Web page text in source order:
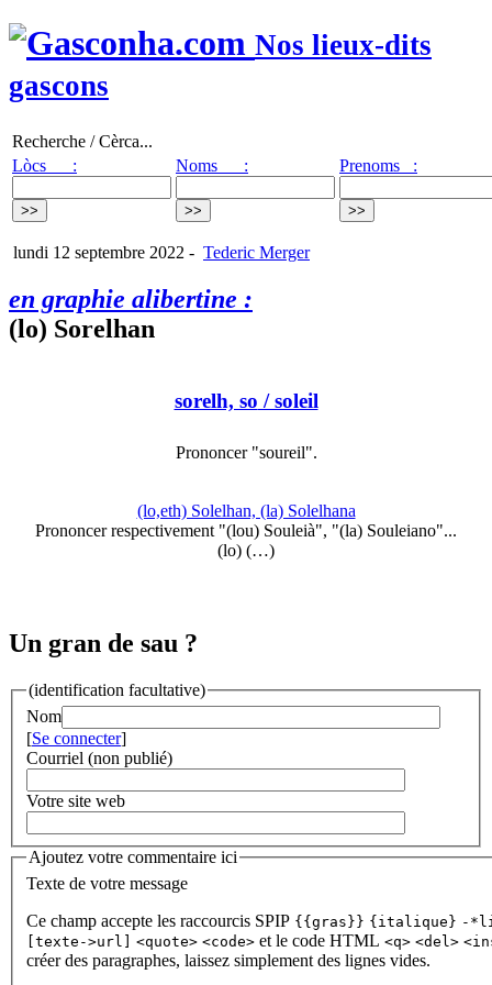
Nos lieux-dits
gascons
Recherche / Cèrca...
Lòcs :
Noms : Prenoms :
lundi 12 septembre 2022 - Tederic Merger
en graphie alibertine :
(lo) Sorelhan
sorelh, so / soleil
Prononcer "soureil".
(lo,eth) Solelhan, (la) Solelhana
Prononcer respectivement "(lou) Souleià", "(la) Souleiano"...
(lo) (…)
Un gran de sau ?
(identification facultative)
Nom
[Se connecter]
Courriel (non publié)
Votre site web
Ajoutez votre commentaire ici
Texte de votre message
Ce champ accepte les raccourcis SPIP {{gras}} {italique} -
[texte->url] <quote> <code> et le code HTML <q> <del>
créer des paragraphes, laissez simplement des lignes vides.